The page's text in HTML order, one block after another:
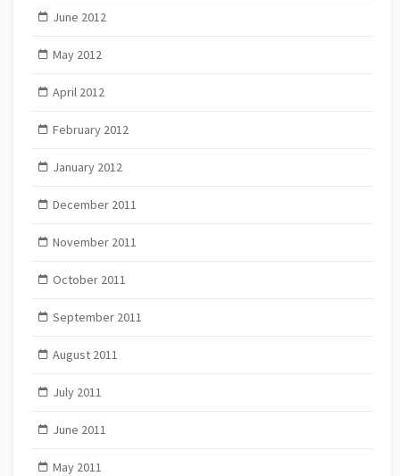
June 2012
May 2012
April 2012
February 2012
January 2012
December 2011
November 2011
October 2011
September 2011
August 2011
July 2011
June 2011
May 2011